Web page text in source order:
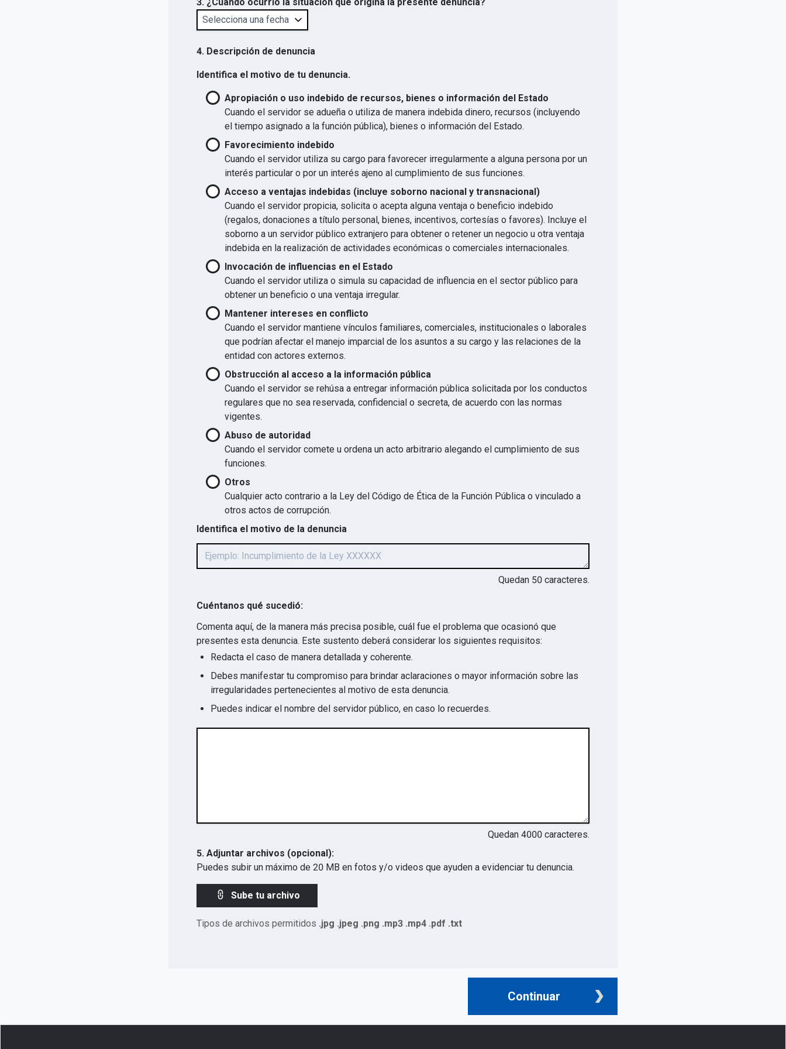
4. Descripción de denuncia
Identifica el motivo de tu denuncia.
Apropiación o uso indebido de recursos, bienes o información del Estado
Cuando el servidor se adueña o utiliza de manera indebida dinero, recursos (incluyendo
el tiempo asignado a la función pública), bienes o información del Estado.
Favorecimiento indebido
Cuando el servidor utiliza su cargo para favorecer irregularmente a alguna persona por un
interés particular o por un interés ajeno al cumplimiento de sus funciones.
Acceso a ventajas indebidas (incluye soborno nacional y transnacional)
Cuando el servidor propicia, solicita o acepta alguna ventaja o beneficio indebido
(regalos, donaciones a título personal, bienes, incentivos, cortesías o favores). Incluye el
soborno a un servidor público extranjero para obtener o retener un negocio u otra ventaja
indebida en la realización de actividades económicas o comerciales internacionales.
Invocación de influencias en el Estado
Cuando el servidor utiliza o simula su capacidad de influencia en el sector público para
obtener un beneficio o una ventaja irregular.
Mantener intereses en conflicto
Cuando el servidor mantiene vínculos familiares, comerciales, institucionales o laborales
que podrían afectar el manejo imparcial de los asuntos a su cargo y las relaciones de la
entidad con actores externos.
Obstrucción al acceso a la información pública
Cuando el servidor se rehúsa a entregar información pública solicitada por los conductos
regulares que no sea reservada, confidencial o secreta, de acuerdo con las normas
vigentes.
Abuso de autoridad
Cuando el servidor comete u ordena un acto arbitrario alegando el cumplimiento de sus
funciones.
Otros
Cualquier acto contrario a la Ley del Código de Ética de la Función Pública o vinculado a
otros actos de corrupción.
Identifica el motivo de la denuncia
Quedan 50 caracteres.
Cuéntanos qué sucedió:
Comenta aquí, de la manera más precisa posible, cuál fue el problema que ocasionó que
presentes esta denuncia. Este sustento deberá considerar los siguientes requisitos:
Redacta el caso de manera detallada y coherente.
Debes manifestar tu compromiso para brindar aclaraciones o mayor información sobre las
irregularidades pertenecientes al motivo de esta denuncia.
Puedes indicar el nombre del servidor público, en caso lo recuerdes.
Quedan 4000 caracteres.
5. Adjuntar archivos (opcional):
Puedes subir un máximo de 20 MB en fotos y/o videos que ayuden a evidenciar tu denuncia.
Sube tu archivo
Tipos de archivos permitidos .jpg .jpeg .png .mp3 .mp4 .pdf .txt
Continuar